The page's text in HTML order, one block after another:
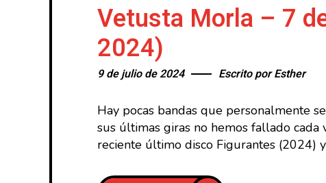
Vetusta Morla – 7
2024)
9 de julio de 2024 Escrito porEsther
Hay pocas bandas que personalmente
sus últimas giras no hemos fallado cada
reciente último disco Figurantes (2024)